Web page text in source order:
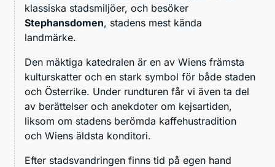
klassiska stadsmiljöer, och besöker
Stephansdomen, stadens mest kända
landmärke.
Den mäktiga katedralen är en av Wiens främsta
kulturskatter och en stark symbol för både staden
och Österrike. Under rundturen får vi även ta del
av berättelser och anekdoter om kejsartiden,
liksom om stadens berömda kaffehustradition
och Wiens äldsta konditori.
Efter stadsvandringen finns tid på egen hand